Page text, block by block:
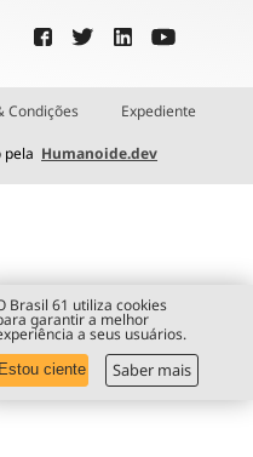
Condições Expediente
pela Humanoide.dev
Brasil 61 utiliza cookies
garantir a melhor
a seus usuários.
Estou ciente Saber mais